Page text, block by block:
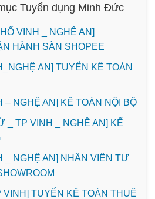
Tuyển dụng Minh Đức
VINH _ NGHỆ AN]
HÀNH SÀN SHOPEE
AN] TUYỂN KẾ TOÁN
– NGHỆ AN] KẾ TOÁN NỘI BỘ
_ TP VINH _ NGHỆ AN] KẾ
_ NGHỆ AN] NHÂN VIÊN TƯ
VINH] TUYỂN KẾ TOÁN THUẾ